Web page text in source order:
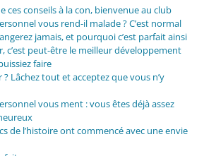
ces conseils à la con, bienvenue au club
vous rend-il malade ? C’est normal
jamais, et pourquoi c’est parfait ainsi
c’est peut-être le meilleur développement
faire
Lâchez tout et acceptez que vous n’y
vous ment : vous êtes déjà assez
de l’histoire ont commencé avec une envie